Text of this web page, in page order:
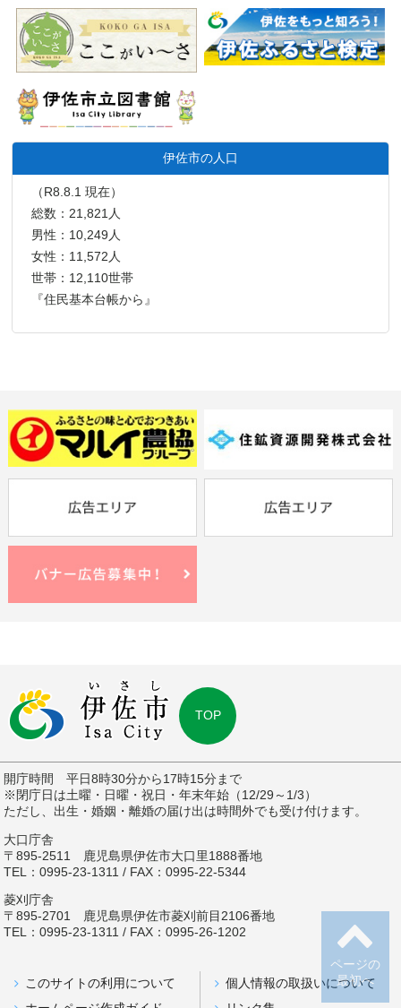
伊佐市の人口
（R8.8.1 現在）
総数：21,821人
男性：10,249人
女性：11,572人
世帯：12,110世帯
『住民基本台帳から』
ページの
最初へ
TOP
開庁時間 平日8時30分から17時15分まで
※閉庁日は土曜・日曜・祝日・年末年始（12/29～1/3）
ただし、出生・婚姻・離婚の届け出は時間外でも受け付けます。
大口庁舎
〒895-2511 鹿児島県伊佐市大口里1888番地
TEL：0995-23-1311 / FAX：0995-22-5344
菱刈庁舎
〒895-2701 鹿児島県伊佐市菱刈前目2106番地
TEL：0995-23-1311 / FAX：0995-26-1202
このサイトの利用について
個人情報の取扱いについて